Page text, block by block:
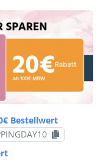
Bestellwert